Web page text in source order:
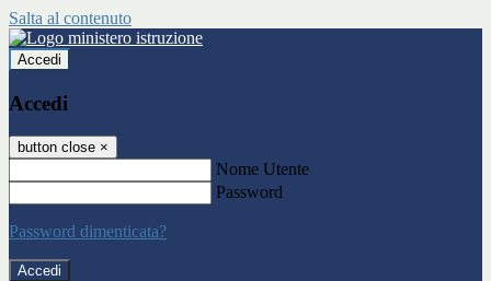
Salta al contenuto
Accedi
Accedi
button close ×
Nome Utente
Password
Password dimenticata?